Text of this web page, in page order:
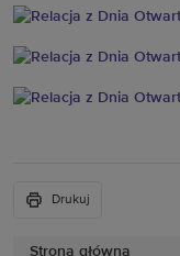
Strona główna
Drukuj